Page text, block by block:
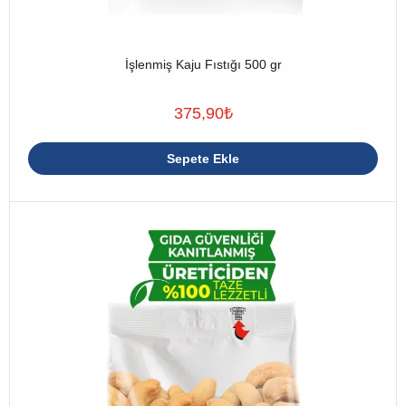
İşlenmiş Kaju Fıstığı 500 gr
375,90₺
Sepete Ekle